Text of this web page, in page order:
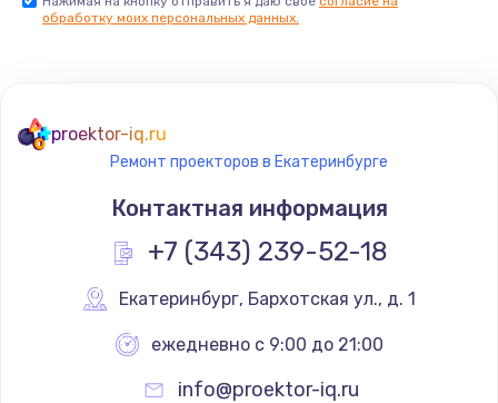
обработку моих персональных данных.
proektor-iq.ru
Ремонт проекторов в Екатеринбурге
Контактная информация
+7 (343) 239-52-18
Екатеринбург, Бархотская ул., д. 1
ежедневно с 9:00 до 21:00
info@proektor-iq.ru